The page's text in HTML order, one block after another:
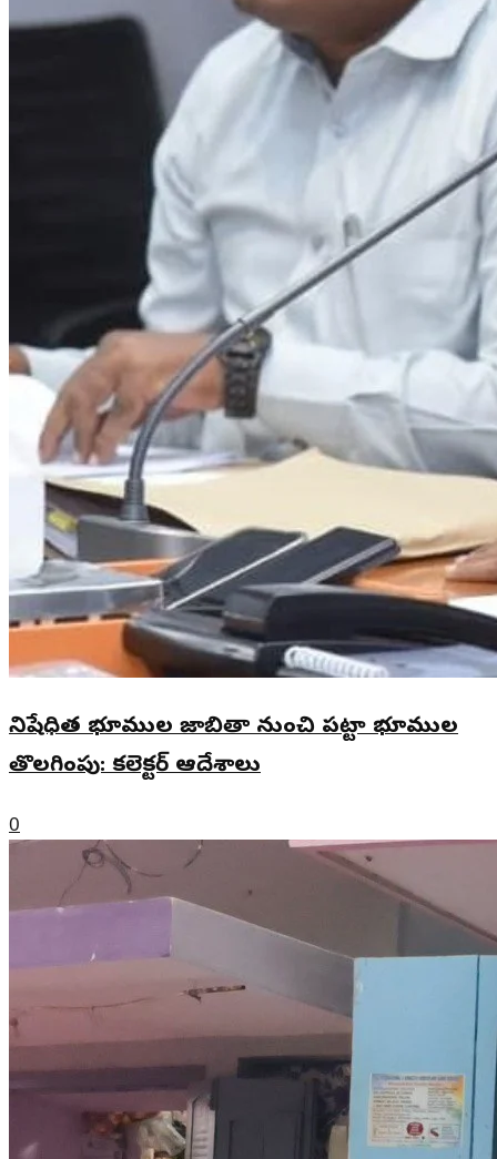
నిషేధిత భూముల జాబితా నుంచి పట్టా భూముల
తొలగింపు: కలెక్టర్ ఆదేశాలు
0